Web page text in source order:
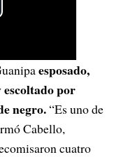
esposado,
por
negro.“Es uno de
Cabello,
cuatro